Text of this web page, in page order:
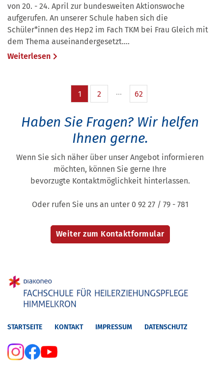
von 20. - 24. April zur bundesweiten Aktionswoche
aufgerufen. An unserer Schule haben sich die
Schüler*innen des Hep2 im Fach TKM bei Frau Gleich mit
dem Thema auseinandergesetzt....
Weiterlesen
1 2 62
Haben Sie Fragen? Wir helfen
Ihnen gerne.
Wenn Sie sich näher über unser Angebot informieren
möchten, können Sie gerne Ihre
bevorzugte Kontaktmöglichkeit hinterlassen.
Oder rufen Sie uns an unter 0 92 27 / 79 - 781
STARTSEITE KONTAKT IMPRESSUM DATENSCHUTZ